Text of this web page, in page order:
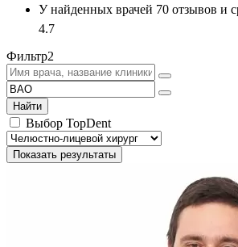
У найденных врачей 70 отзывов и
4.7
Фильтр2
Найти
Выбор TopDent
Показать результаты